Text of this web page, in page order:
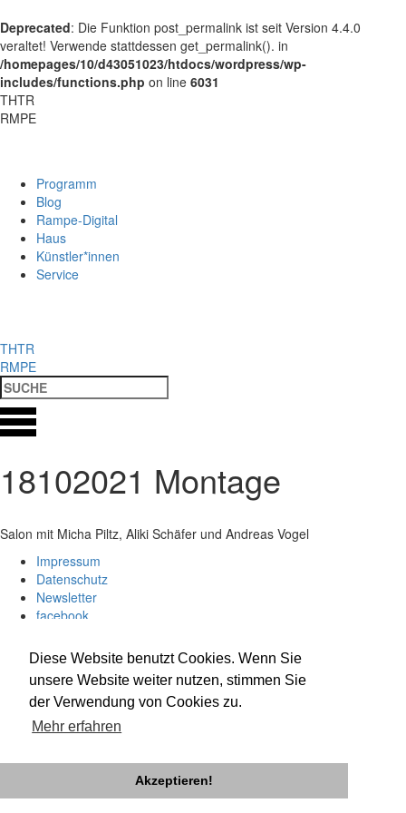
Diese Website benutzt Cookies. Wenn Sie
unsere Website weiter nutzen, stimmen Sie
der Verwendung von Cookies zu.
Mehr erfahren
Akzeptieren!
Deprecated: Die Funktion post_permalink ist seit Version 4.4.0
veraltet! Verwende stattdessen get_permalink(). in
/homepages/10/d43051023/htdocs/wordpress/wp-
includes/functions.php on line 6031
THTR
RMPE
Programm
Blog
Rampe-Digital
Haus
Künstler*innen
Service
THTR
RMPE
18102021 Montage
Salon mit Micha Piltz, Aliki Schäfer und Andreas Vogel
Impressum
Datenschutz
Newsletter
facebook
instagram